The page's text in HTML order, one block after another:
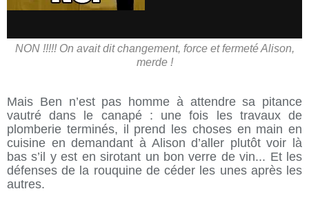
NON !!!!! On avait dit changement, force et fermeté Alison,
merde !
Mais Ben n’est pas homme à attendre sa pitance
vautré dans le canapé : une fois les travaux de
plomberie terminés, il prend les choses en main en
cuisine en demandant à Alison d’aller plutôt voir là
bas s’il y est en sirotant un bon verre de vin... Et les
défenses de la rouquine de céder les unes après les
autres.